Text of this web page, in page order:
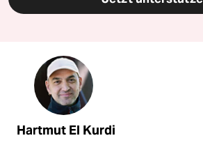
Hartmut El Kurdi